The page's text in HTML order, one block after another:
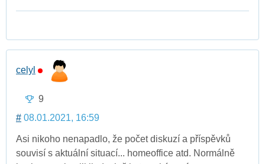
celyl
9
# 08.01.2021, 16:59
Asi nikoho nenapadlo, že počet diskuzí a příspěvků
souvisí s aktuální situací... homeoffice atd. Normálně